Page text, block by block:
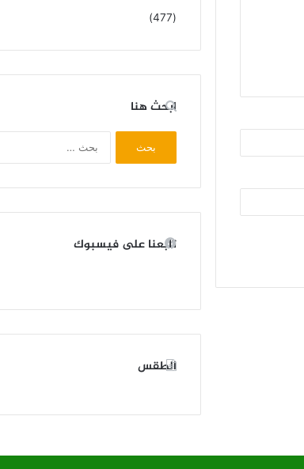
(477)
ابحث هنا
عن:
تابعنا على فيسبوك
الطقس